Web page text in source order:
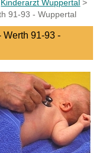
Kinderarzt Wuppertal >
91-93 - Wuppertal
Werth 91-93 -